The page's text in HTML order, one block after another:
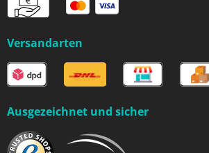
Versandarten
Ausgezeichnet und sicher